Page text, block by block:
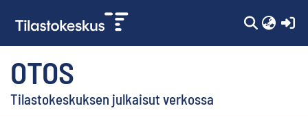
OTOS
Tilastokeskuksen julkaisut verkossa